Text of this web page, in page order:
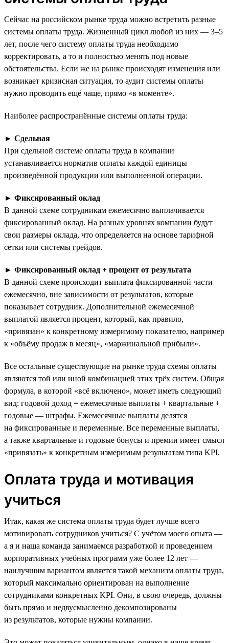
Сейчас на российском рынке труда можно встретить разные
системы оплаты труда. Жизненный цикл любой из них — 3–5
лет, после чего систему оплаты труда необходимо
корректировать, а то и полностью менять под новые
обстоятельства. Если же на рынке происходят изменения или
возникает кризисная ситуация, то аудит системы оплаты
нужно проводить ещё чаще, прямо «в моменте».
Наиболее распространённые системы оплаты труда:
► Сдельная
При сдельной системе оплаты труда в компании
устанавливается норматив оплаты каждой единицы
произведённой продукции или выполненной операции.
► Фиксированный оклад
В данной схеме сотрудникам ежемесячно выплачивается
фиксированный оклад. На разных уровнях компании будут
свои размеры оклада, что определяется на основе тарифной
сетки или системы грейдов.
► Фиксированный оклад + процент от результата
В данной схеме происходит выплата фиксированной части
ежемесячно, вне зависимости от результатов, которые
показывает сотрудник. Дополнительной ежемесячной
выплатой является процент, который, как правило,
«привязан» к конкретному измеримому показателю, например
к «объёму продаж в месяц», «маржинальной прибыли».
Все остальные существующие на рынке труда схемы оплаты
являются той или иной комбинацией этих трёх систем. Общая
формула, в которой «всё включено», может иметь следующий
вид: годовой доход = ежемесячные выплаты + квартальные +
годовые — штрафы. Ежемесячные выплаты делятся
на фиксированные и переменные. Все переменные выплаты,
а также квартальные и годовые бонусы и премии имеет смысл
«привязать» к конкретным измеримым результатам типа KPI.
Оплата труда и мотивация
учиться
Итак, какая же система оплаты труда будет лучше всего
мотивировать сотрудников учиться? С учётом моего опыта —
а я и наша команда занимаемся разработкой и проведением
корпоративных учебных программ уже более 12 лет —
наилучшим вариантом является такой механизм оплаты труда,
который максимально ориентирован на выполнение
сотрудниками конкретных KPI. Они, в свою очередь, должны
быть прямо и недвусмысленно декомпозированы
из результатов, которые нужны компании.